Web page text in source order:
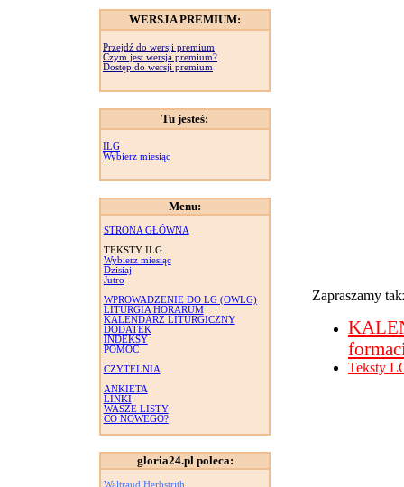
WERSJA PREMIUM:
Przejdź do wersji premium
Czym jest wersja premium?
Dostęp do wersji premium
Tu jesteś:
ILG
Wybierz miesiąc
Menu:
STRONA GŁÓWNA
TEKSTY ILG
Wybierz miesiąc
Dzisiaj
Jutro
WPROWADZENIE DO LG (OWLG)
LITURGIA HORARUM
KALENDARZ LITURGICZNY
DODATEK
INDEKSY
POMOC
CZYTELNIA
ANKIETA
LINKI
WASZE LISTY
CO NOWEGO?
gloria24.pl poleca:
Waltraud Herbstrith
Zapraszamy
Teksty